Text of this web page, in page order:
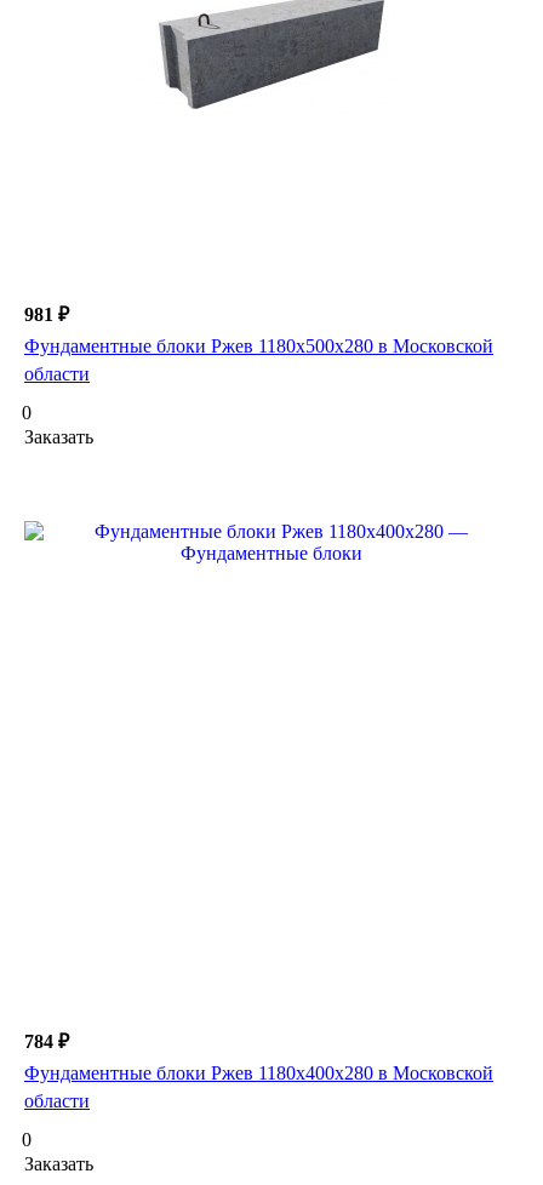
981 ₽
Фундаментные блоки Ржев 1180х500х280 в Московской
области
0
Заказать
784 ₽
Фундаментные блоки Ржев 1180х400х280 в Московской
области
0
Заказать